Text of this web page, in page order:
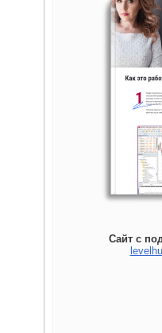
Сайт с